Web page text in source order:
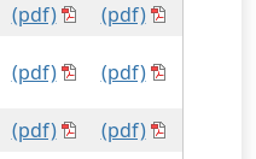
(pdf) (pdf)
(pdf) (pdf)
(pdf)
(pdf)